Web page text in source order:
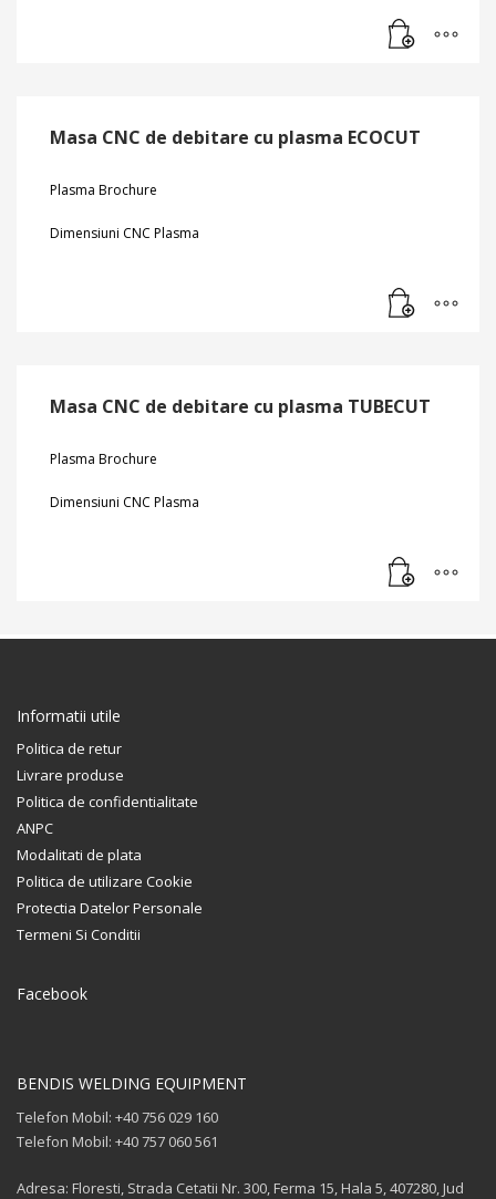
Masa CNC de debitare cu plasma ECOCUT
Plasma Brochure
Dimensiuni CNC Plasma
Masa CNC de debitare cu plasma TUBECUT
Plasma Brochure
Dimensiuni CNC Plasma
Informatii utile
Politica de retur
Livrare produse
Politica de confidentialitate
ANPC
Modalitati de plata
Politica de utilizare Cookie
Protectia Datelor Personale
Termeni Si Conditii
Facebook
BENDIS WELDING EQUIPMENT
Telefon Mobil: +40 756 029 160
Telefon Mobil: +40 757 060 561
Adresa: Floresti, Strada Cetatii Nr. 300, Ferma 15, Hala 5, 407280, Jud